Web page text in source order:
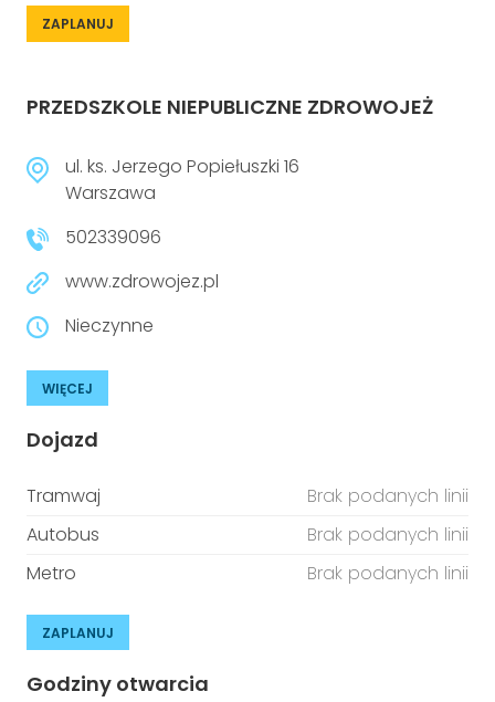
ZAPLANUJ
PRZEDSZKOLE NIEPUBLICZNE ZDROWOJEŻ
ul. ks. Jerzego Popiełuszki 16
Warszawa
502339096
www.zdrowojez.pl
Nieczynne
WIĘCEJ
Dojazd
Tramwaj
Brak podanych linii
Autobus
Brak podanych linii
Metro
Brak podanych linii
ZAPLANUJ
Godziny otwarcia